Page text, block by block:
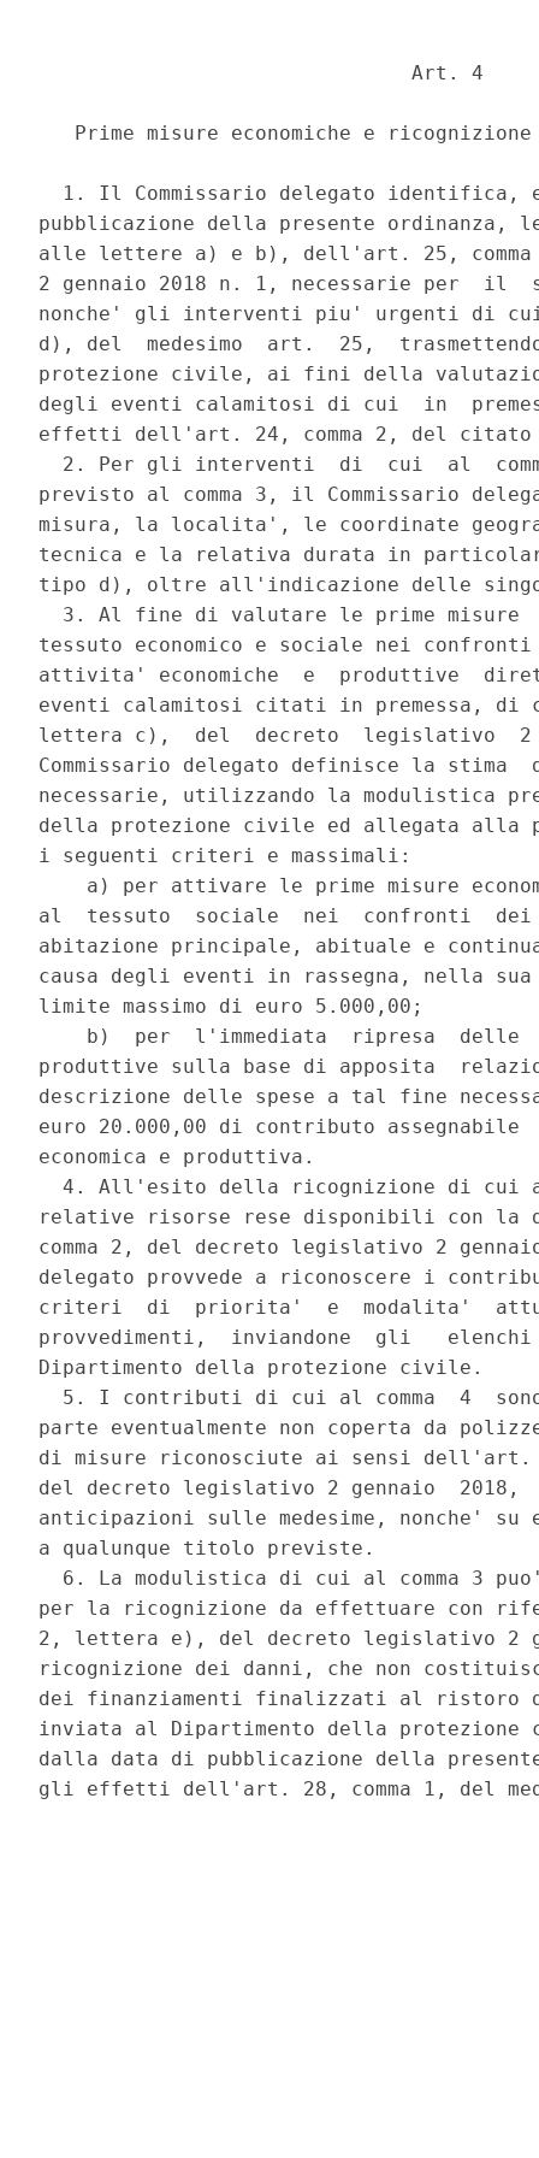
                               Art. 4
Prime misure economiche e
1. Il Commissario delegato identifica,
pubblicazione della presente
alle lettere a) e b), dell'art. 25,
2 gennaio 2018 n. 1, necessarie per  il
nonche' gli interventi piu' urgenti di
d), del  medesimo  art.  25,
protezione civile, ai fini della
degli eventi calamitosi di cui  in
effetti dell'art. 24, comma 2, del
2. Per gli interventi  di  cui  al
previsto al comma 3, il Commissario
misura, la localita', le coordinate
tecnica e la relativa durata in
tipo d), oltre all'indicazione delle
3. Al fine di valutare le prime misure
tessuto economico e sociale nei
attivita' economiche  e  produttive
eventi calamitosi citati in premessa,
lettera c),  del  decreto  legislativo
Commissario delegato definisce la
necessarie, utilizzando la modulistica
della protezione civile ed allegata alla
i seguenti criteri e massimali:
a) per attivare le prime misure
al  tessuto  sociale  nei  confronti
abitazione principale, abituale e
causa degli eventi in rassegna, nella
limite massimo di euro 5.000,00;
b)  per  l'immediata  ripresa  delle
produttive sulla base di apposita
descrizione delle spese a tal fine
euro 20.000,00 di contributo
economica e produttiva.
4. All'esito della ricognizione di cui
relative risorse rese disponibili con
comma 2, del decreto legislativo 2
delegato provvede a riconoscere i
criteri  di  priorita'  e  modalita'
provvedimenti,  inviandone  gli
Dipartimento della protezione civile.
5. I contributi di cui al comma  4
parte eventualmente non coperta da
di misure riconosciute ai sensi
del decreto legislativo 2 gennaio
anticipazioni sulle medesime, nonche' su
a qualunque titolo previste.
6. La modulistica di cui al comma 3
per la ricognizione da effettuare con
2, lettera e), del decreto legislativo 2
ricognizione dei danni, che non
dei finanziamenti finalizzati al ristoro
inviata al Dipartimento della
dalla data di pubblicazione della